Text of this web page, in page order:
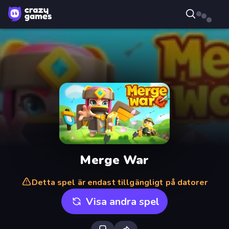
Merge War
Detta spel är endast tillgängligt på datorer
Visa andra spel